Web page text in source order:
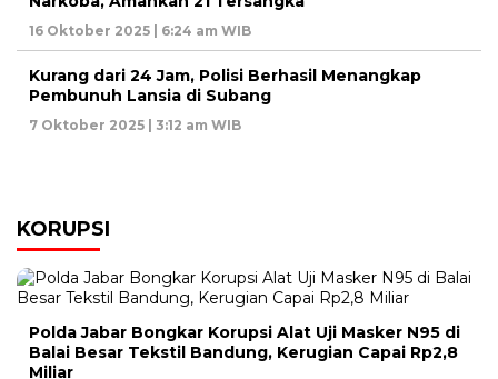
16 Oktober 2025 | 6:24 am WIB
Kurang dari 24 Jam, Polisi Berhasil Menangkap
Pembunuh Lansia di Subang
7 Oktober 2025 | 3:12 am WIB
KORUPSI
Polda Jabar Bongkar Korupsi Alat Uji Masker N95 di
Balai Besar Tekstil Bandung, Kerugian Capai Rp2,8
Miliar